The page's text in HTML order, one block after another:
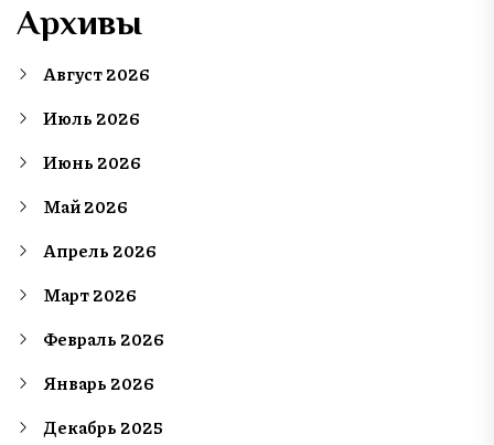
Архивы
Август 2026
Июль 2026
Июнь 2026
Май 2026
Апрель 2026
Март 2026
Февраль 2026
Январь 2026
Декабрь 2025